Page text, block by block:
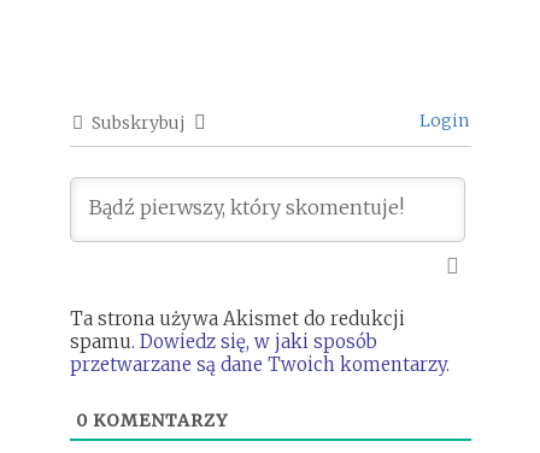
Subskrybuj Login
Ta strona używa Akismet do redukcji
spamu. Dowiedz się, w jaki sposób
przetwarzane są dane Twoich komentarzy.
0KOMENTARZY